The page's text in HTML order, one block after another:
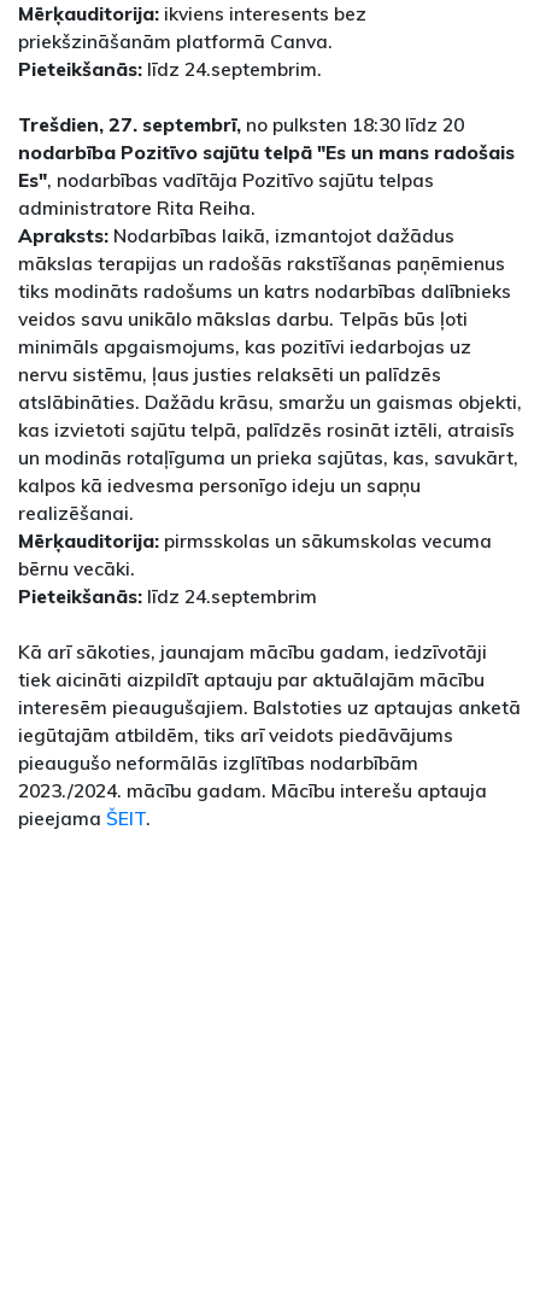
Mērķauditorija: ikviens interesents bez
priekšzināšanām platformā Canva.
Pieteikšanās: līdz 24.septembrim.
Trešdien, 27. septembrī, no pulksten 18:30 līdz 20
nodarbība Pozitīvo sajūtu telpā "Es un mans radošais
Es", nodarbības vadītāja Pozitīvo sajūtu telpas
administratore Rita Reiha.
Apraksts: Nodarbības laikā, izmantojot dažādus
mākslas terapijas un radošās rakstīšanas paņēmienus
tiks modināts radošums un katrs nodarbības dalībnieks
veidos savu unikālo mākslas darbu. Telpās būs ļoti
minimāls apgaismojums, kas pozitīvi iedarbojas uz
nervu sistēmu, ļaus justies relaksēti un palīdzēs
atslābināties. Dažādu krāsu, smaržu un gaismas objekti,
kas izvietoti sajūtu telpā, palīdzēs rosināt iztēli, atraisīs
un modinās rotaļīguma un prieka sajūtas, kas, savukārt,
kalpos kā iedvesma personīgo ideju un sapņu
realizēšanai.
Mērķauditorija: pirmsskolas un sākumskolas vecuma
bērnu vecāki.
Pieteikšanās: līdz 24.septembrim
Kā arī sākoties, jaunajam mācību gadam, iedzīvotāji
tiek aicināti aizpildīt aptauju par aktuālajām mācību
interesēm pieaugušajiem. Balstoties uz aptaujas anketā
iegūtajām atbildēm, tiks arī veidots piedāvājums
pieaugušo neformālās izglītības nodarbībām
2023./2024. mācību gadam. Mācību interešu aptauja
pieejama ŠEIT.